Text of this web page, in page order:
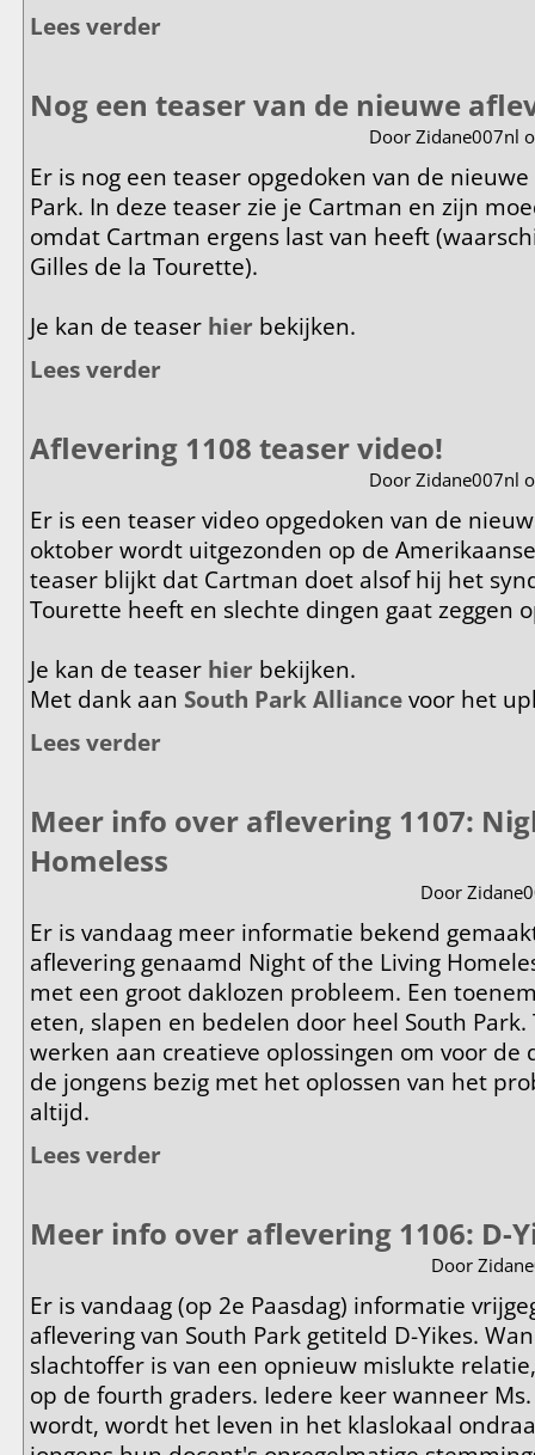
Lees verder
Nog een teaser van de nieuwe
Door Zidane007nl
Er is nog een teaser opgedoken van de
Park. In deze teaser zie je Cartman en zijn
omdat Cartman ergens last van heeft
Gilles de la Tourette).
Je kan de teaser hier bekijken.
Lees verder
Aflevering 1108 teaser video!
Door Zidane007nl
Er is een teaser video opgedoken van de
oktober wordt uitgezonden op de
teaser blijkt dat Cartman doet alsof hij het
Tourette heeft en slechte dingen gaat zeggen
Je kan de teaser hier bekijken.
Met dank aan South Park Alliancevoor het
Lees verder
Meer info over aflevering 1107:
Homeless
Door
Er is vandaag meer informatie bekend
aflevering genaamd Night of the Living
met een groot daklozen probleem. Een
eten, slapen en bedelen door heel South
werken aan creatieve oplossingen om voor de
de jongens bezig met het oplossen van het
altijd.
Lees verder
Meer info over aflevering 1106: D-
Door
Er is vandaag (op 2e Paasdag) informatie
aflevering van South Park getiteld D-Yikes.
slachtoffer is van een opnieuw mislukte
op de fourth graders. Iedere keer wanneer
wordt, wordt het leven in het klaslokaal